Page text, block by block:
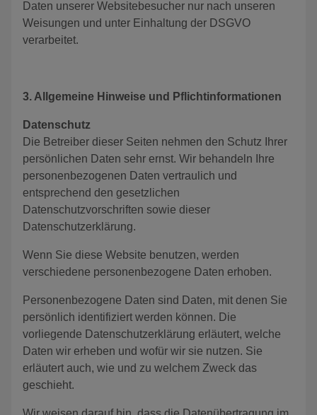
Daten unserer Websitebesucher nur nach unseren
Weisungen und unter Einhaltung der DSGVO
verarbeitet.
3. Allgemeine Hinweise und Pflichtinformationen
Datenschutz
Die Betreiber dieser Seiten nehmen den Schutz Ihrer
persönlichen Daten sehr ernst. Wir behandeln Ihre
personenbezogenen Daten vertraulich und
entsprechend den gesetzlichen
Datenschutzvorschriften sowie dieser
Datenschutzerklärung.
Wenn Sie diese Website benutzen, werden
verschiedene personenbezogene Daten erhoben.
Personenbezogene Daten sind Daten, mit denen Sie
persönlich identifiziert werden können. Die
vorliegende Datenschutzerklärung erläutert, welche
Daten wir erheben und wofür wir sie nutzen. Sie
erläutert auch, wie und zu welchem Zweck das
geschieht.